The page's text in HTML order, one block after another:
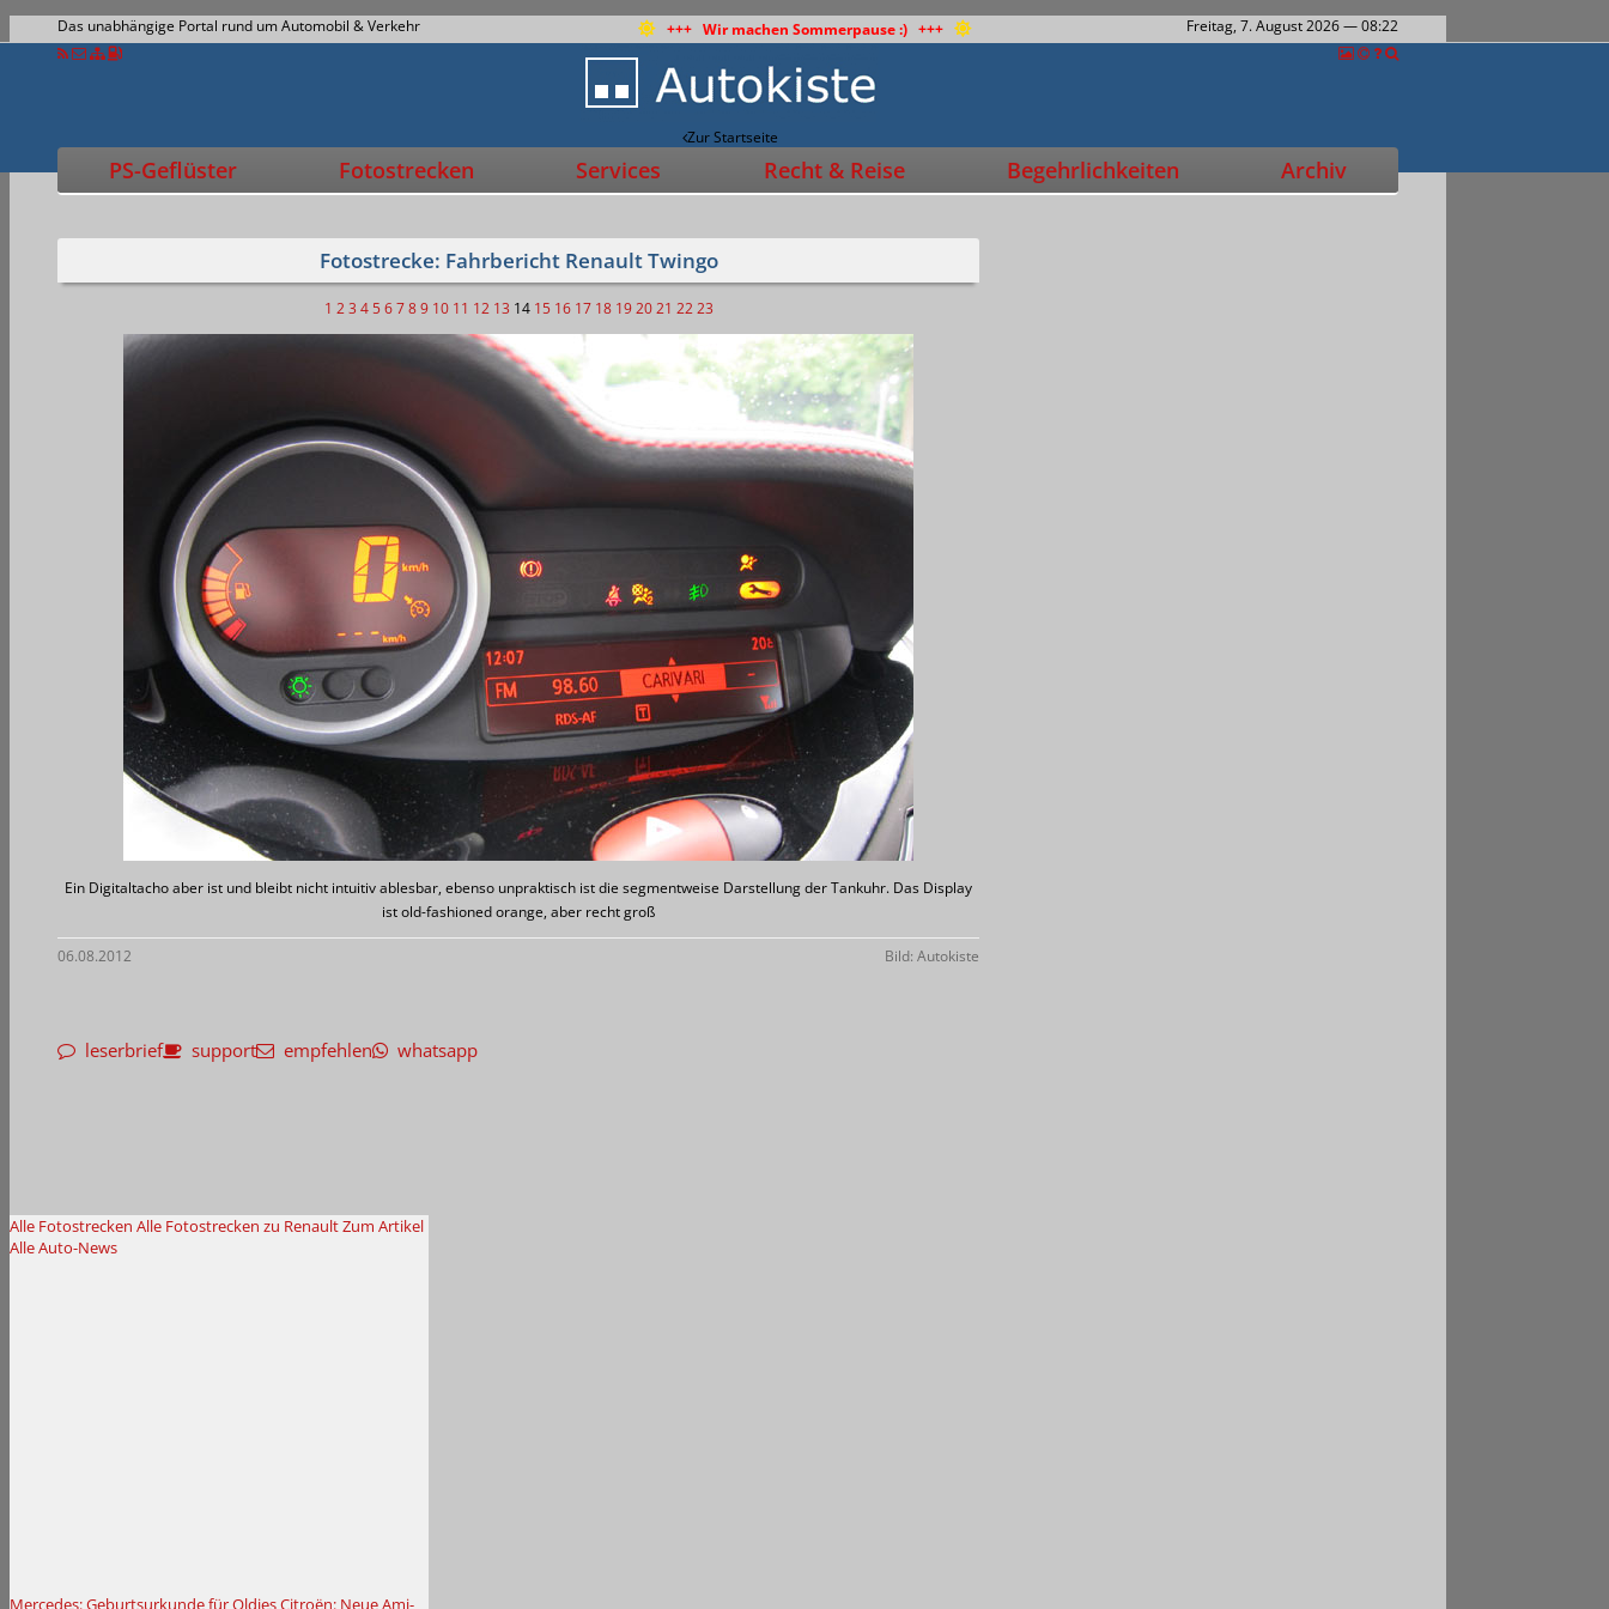
Das unabhängige Portal rund um Automobil & Verkehr +++ Wir machen Sommerpause :) +++ Freitag, 7. August 2026— 08:22
Zur Startseite
PS-Geflüster Fotostrecken Services Recht & Reise Begehrlichkeiten Archiv
Fotostrecke: Fahrbericht Renault Twingo
1 2 3 4 5 6 7 8 9 10 11 12 13 14 15 16 17 18 19 20 21 22 23
Ein Digitaltacho aber ist und bleibt nicht intuitiv ablesbar, ebenso unpraktisch ist die segmentweise Darstellung der Tankuhr. Das Display
ist old-fashioned orange, aber recht groß
06.08.2012 Bild: Autokiste
leserbrief support empfehlen whatsapp
Alle Fotostrecken Alle Fotostrecken zu RenaultZum Artikel
Alle Auto-News
Mercedes: Geburtsurkunde für OldiesCitroën: Neue Ami-